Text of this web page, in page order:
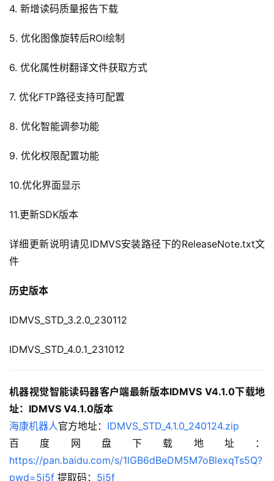
4. 新增读码质量报告下载
5. 优化图像旋转后ROI绘制
6. 优化属性树翻译文件获取方式
7. 优化FTP路径支持可配置
8. 优化智能调参功能
9. 优化权限配置功能
10.优化界面显示
11.更新SDK版本
详细更新说明请见IDMVS安装路径下的ReleaseNote.txt文
件
历史版本
IDMVS_STD_3.2.0_230112
IDMVS_STD_4.0.1_231012
机器视觉智能读码器客户端最新版本IDMVS V4.1.0下载地
址： IDMVS V4.1.0版本
海康机器人官方地址： IDMVS_STD_4.1.0_240124.zip
百度网盘下载地址：
https://pan.baidu.com/s/1lGB6dBeDM5M7oBlexqTs5Q?
pwd=5j5f 提取码： 5j5f